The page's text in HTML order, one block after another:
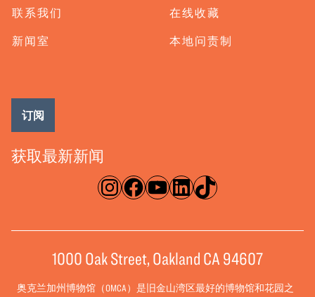
联系我们
新闻室
在线收藏
本地问责制
淘宝网脸书录像带ǞǞǞTikTok
获取最新新闻
订阅
1000 Oak Street, Oakland CA 94607
奥克兰加州博物馆（OMCA）是旧金山湾区最好的博物馆和花园之